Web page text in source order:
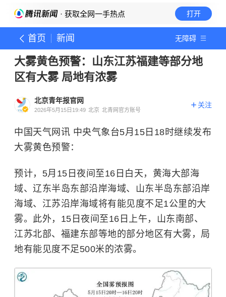
· 获取全网一手热点 打开
首页 新闻 无障碍
大雾黄色预警：山东江苏福建等部分地
区有大雾 局地有浓雾
北京青年报官网
2026年5月15日19:49 北京 北青网官方账号
关注
中国天气网讯 中央气象台5月15日18时继续发布
大雾黄色预警：
预计，5月15日夜间至16日白天，黄海大部海
域、辽东半岛东部沿岸海域、山东半岛东部沿岸
海域、江苏沿岸海域将有能见度不足1公里的大
雾。此外，15日夜间至16日上午，山东南部、
江苏北部、福建东部等地的部分地区有大雾，局
地有能见度不足500米的浓雾。